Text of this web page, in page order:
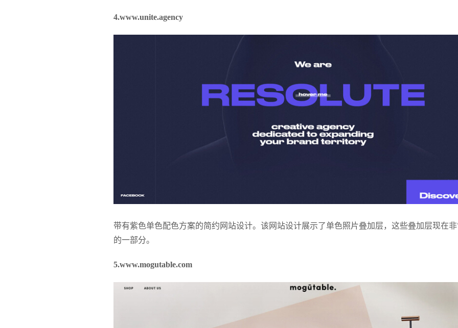
4.www.unite.agency
带有紫色单色配色方案的简约网站设计。该网站设计展示了单色照片叠加层，这些叠加层现在
的一部分。
5.www.mogutable.com